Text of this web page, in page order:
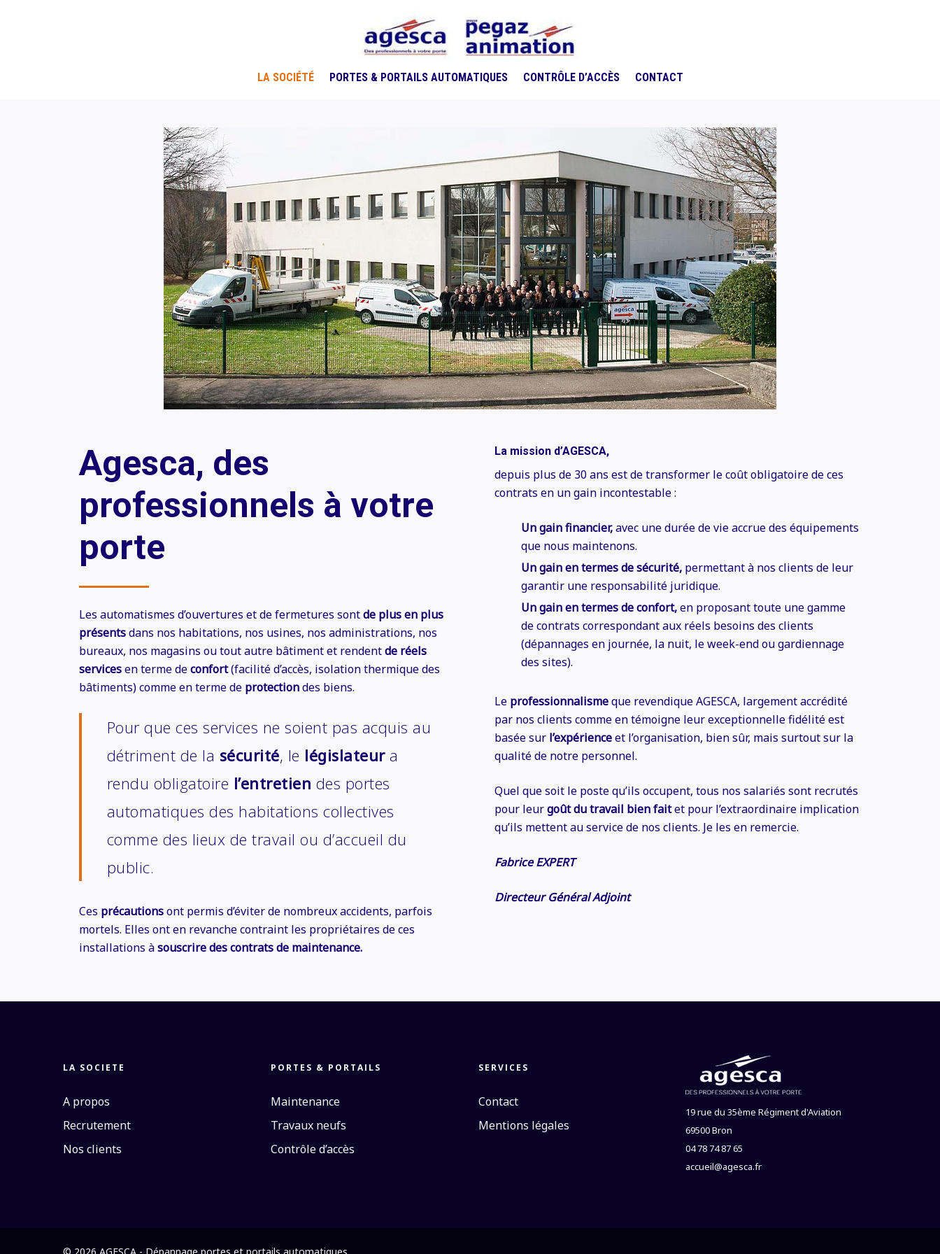
Hit enter to search or ESC to close
LA SOCIÉTÉ PORTES & PORTAILS AUTOMATIQUES CONTRÔLE D’ACCÈS CONTACT
Agesca, des
professionnels à votre
porte
Les automatismes d’ouvertures et de fermetures sontde plus en plus
présentsdans nos habitations, nos usines, nos administrations, nos
bureaux, nos magasins ou tout autre bâtiment et rendentde réels
servicesen terme deconfort(facilité d’accès, isolation thermique des
bâtiments) comme en terme de protectiondes biens.
Pour que ces services ne soient pas acquis au
détriment de la sécurité, le législateura
rendu obligatoire l’entretien des portes
automatiques des habitations collectives
comme des lieux de travail ou d’accueil du
public.
Ces précautionsont permis d’éviter de nombreux accidents, parfois
mortels. Elles ont en revanche contraint les propriétaires de ces
installations àsouscrire des contrats de maintenance.
La mission d’AGESCA,
depuis plus de 30 ans est de transformer le coût obligatoire de ces
contrats en un gain incontestable :
Un gain financier,avec une durée de vie accrue des équipements
que nous maintenons.
Un gain en termes de sécurité, permettant à nos clients de leur
garantir une responsabilité juridique.
Un gain en termes de confort,en proposant toute une gamme
de contrats correspondant aux réels besoins des clients
(dépannages en journée, la nuit, le week-end ou gardiennage
des sites).
Le professionnalismeque revendique AGESCA, largement accrédité
par nos clients comme en témoigne leur exceptionnelle fidélité est
basée sur l’expérienceet l’organisation, bien sûr, mais surtout sur la
qualité de notre personnel.
Quel que soit le poste qu’ils occupent, tous nos salariés sont recrutés
pour leurgoût du travail bien faitet pour l’extraordinaire implication
qu’ils mettent au service de nos clients. Je les en remercie.
Fabrice EXPERT
Directeur Général Adjoint
LA SOCIETE
A propos
Recrutement
Nos clients
PORTES & PORTAILS
Maintenance
Travaux neufs
Contrôle d’accès
SERVICES
Contact
Mentions légales
19 rue du 35ème Régiment d'Aviation
69500 Bron
04 78 74 87 65
accueil@agesca.fr
© 2026 AGESCA - Dépannage portes et portails automatiques.